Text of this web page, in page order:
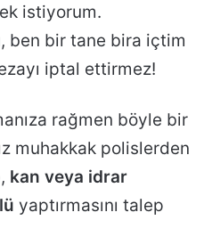
istiyorum.
ben bir tane bira içtim
iptal ettirmez!
rağmen böyle bir
muhakkak polislerden
kan veya idrar
yaptırmasını talep